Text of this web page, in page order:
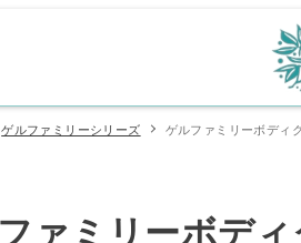
ゲルファミリーシリーズ ゲルファミリーボディ
ァミリーボデ